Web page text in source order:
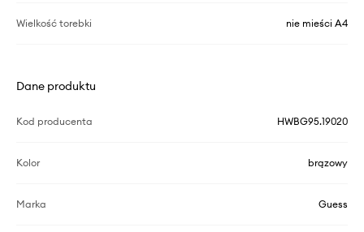
Wielkość torebki nie mieści A4
Dane produktu
Kod producenta HWBG95.19020
Kolor brązowy
Marka Guess